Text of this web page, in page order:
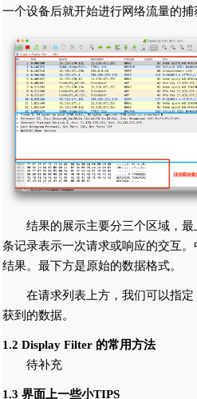
一个设备后就开始进行网络流量的捕
结果的展示主要分三个区域，
条记录表示一次请求或响应的交互
结果。最下方是原始的数据格式。
在请求列表上方，我们可以指
获到的数据。
1.2 Display Filter 的常用方法
待补充
1.3 界面上一些小TIPS